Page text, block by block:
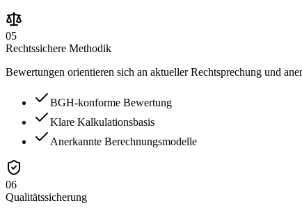
05
Rechtssichere Methodik
Bewertungen orientieren sich an aktueller Rechtsprechung und
BGH-konforme Bewertung
Klare Kalkulationsbasis
Anerkannte Berechnungsmodelle
06
Qualitätssicherung